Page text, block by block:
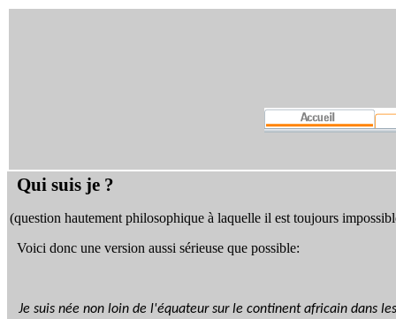
Qui suis je ?
(question hautement philosophique à laquelle il est toujours
Voici donc une version aussi sérieuse que possible:
Je suis née non loin de l'équateur sur le continent africain dans